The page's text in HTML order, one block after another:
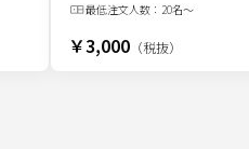
最低注文人数： 20名〜
￥3,000（税抜）